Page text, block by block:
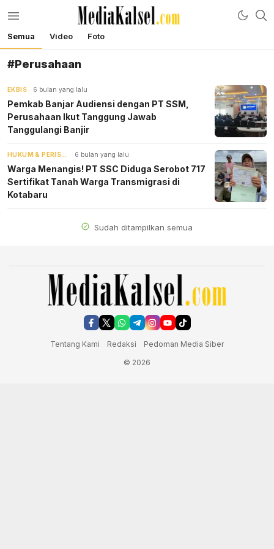
mediakalsel.com
Berita Update Banua
Semua Video Foto
#Perusahaan
EKBIS 6 bulan yang lalu
Pemkab Banjar Audiensi dengan PT SSM,
Perusahaan Ikut Tanggung Jawab
Tanggulangi Banjir
HUKUM & PERISTIWA 6 bulan yang lalu
Warga Menangis! PT SSC Diduga Serobot 717
Sertifikat Tanah Warga Transmigrasi di
Kotabaru
Sudah ditampilkan semua
Tentang Kami Redaksi
Pedoman Media Siber
© 2026